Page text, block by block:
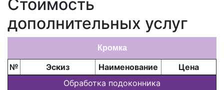
Стоимость
дополнительных услуг
Кромка
№ Эскиз Наименование
Цена
Обработка подоконника